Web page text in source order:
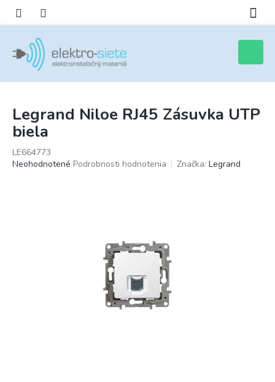
obsah
košík
Legrand Niloe RJ45 Zásuvka UTP
biela
LE664773
Priemerné
Neohodnotené Podrobnosti hodnotenia Značka: Legrand